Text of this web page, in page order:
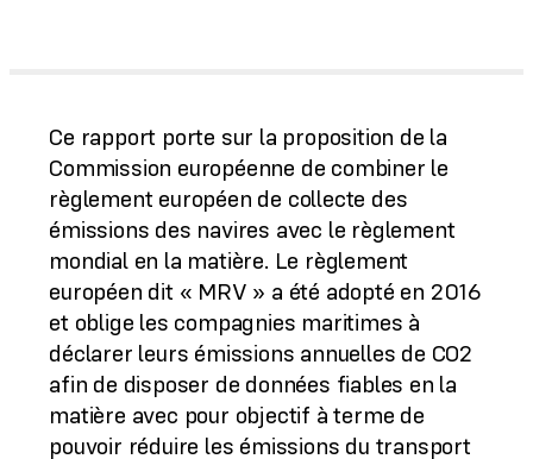
Ce rapport porte sur la proposition de la
Commission européenne de combiner le
règlement européen de collecte des
émissions des navires avec le règlement
mondial en la matière. Le règlement
européen dit « MRV » a été adopté en 2016
et oblige les compagnies maritimes à
déclarer leurs émissions annuelles de CO2
afin de disposer de données fiables en la
matière avec pour objectif à terme de
pouvoir réduire les émissions du transport